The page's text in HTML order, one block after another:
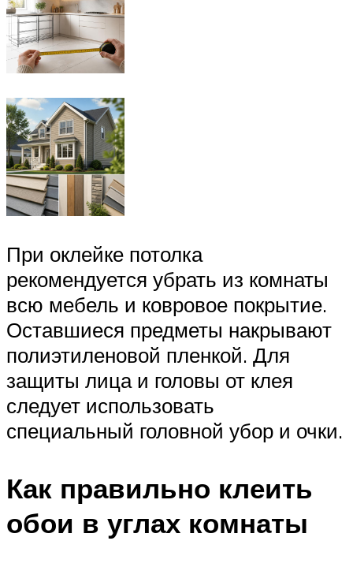
При оклейке потолка
рекомендуется убрать из комнаты
всю мебель и ковровое покрытие.
Оставшиеся предметы накрывают
полиэтиленовой пленкой. Для
защиты лица и головы от клея
следует использовать
специальный головной убор и очки.
Как правильно клеить
обои в углах комнаты